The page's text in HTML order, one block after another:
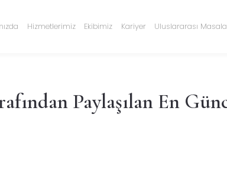
Hizmetlerimiz Ekibimiz Kariyer Uluslararası
Paylaşılan En